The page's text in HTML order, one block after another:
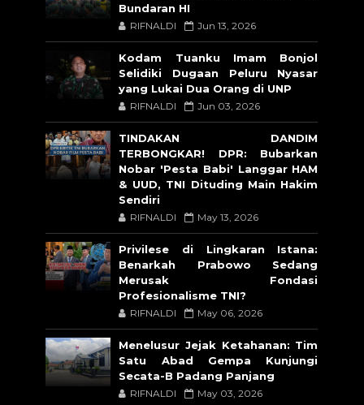
Bundaran HI
RIFNALDI Jun 13, 2026
Kodam Tuanku Imam Bonjol
Selidiki Dugaan Peluru Nyasar
yang Lukai Dua Orang di UNP
RIFNALDI Jun 03, 2026
TINDAKAN DANDIM
TERBONGKAR! DPR: Bubarkan
Nobar 'Pesta Babi' Langgar HAM
& UUD, TNI Dituding Main Hakim
Sendiri
RIFNALDI May 13, 2026
Privilese di Lingkaran Istana:
Benarkah Prabowo Sedang
Merusak Fondasi
Profesionalisme TNI?
RIFNALDI May 06, 2026
Menelusur Jejak Ketahanan: Tim
Satu Abad Gempa Kunjungi
Secata-B Padang Panjang
RIFNALDI May 03, 2026